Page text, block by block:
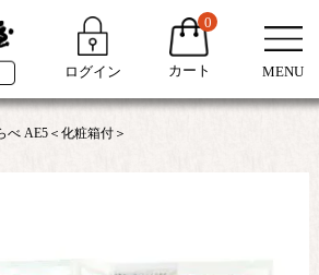
ログイン
0
カート MENU
べ AE5＜化粧箱付＞